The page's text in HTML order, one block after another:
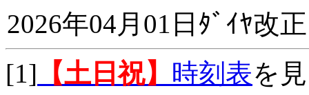
2026年04月01日ﾀﾞｲﾔ改正
[1] 【土日祝】 時刻表を